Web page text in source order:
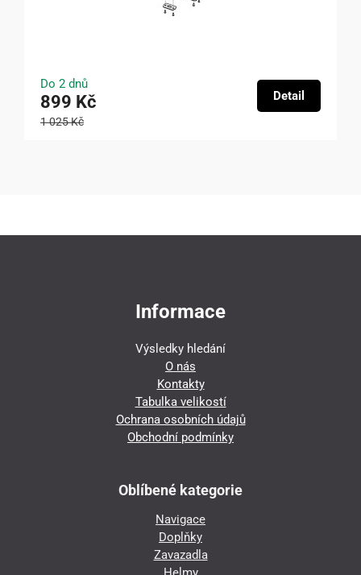
Do 2 dnů
899 Kč
1 025 Kč
Detail
Informace
Výsledky hledání
O nás
Kontakty
Tabulka velikostí
Ochrana osobních údajů
Obchodní podmínky
Oblíbené kategorie
Navigace
Doplňky
Zavazadla